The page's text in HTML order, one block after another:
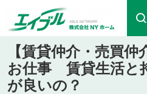
【賃貸仲介・売買
お仕事 賃貸生活と
が良いの？